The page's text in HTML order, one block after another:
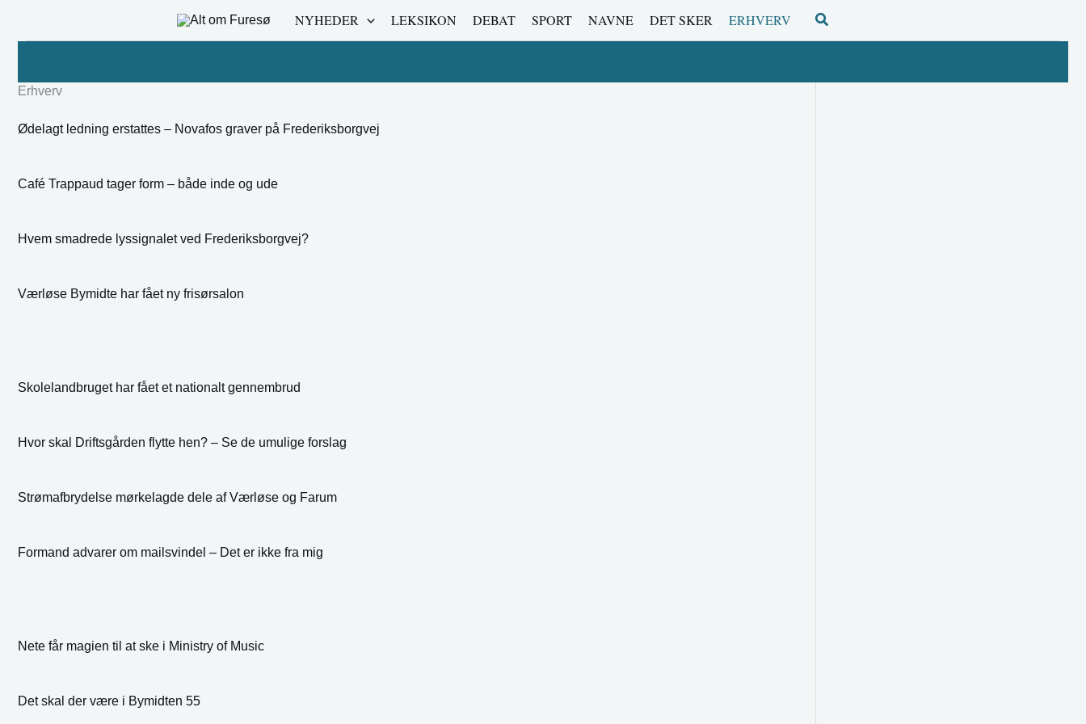
NYHEDER LEKSIKON DEBAT SPORT NAVNE DET SKER ERHVERV Søg
Erhverv
Ødelagt ledning erstattes – Novafos graver på Frederiksborgvej
Café Trappaud tager form – både inde og ude
Hvem smadrede lyssignalet ved Frederiksborgvej?
Værløse Bymidte har fået ny frisørsalon
Skolelandbruget har fået et nationalt gennembrud
Hvor skal Driftsgården flytte hen? – Se de umulige forslag
Strømafbrydelse mørkelagde dele af Værløse og Farum
Formand advarer om mailsvindel – Det er ikke fra mig
Nete får magien til at ske i Ministry of Music
Det skal der være i Bymidten 55